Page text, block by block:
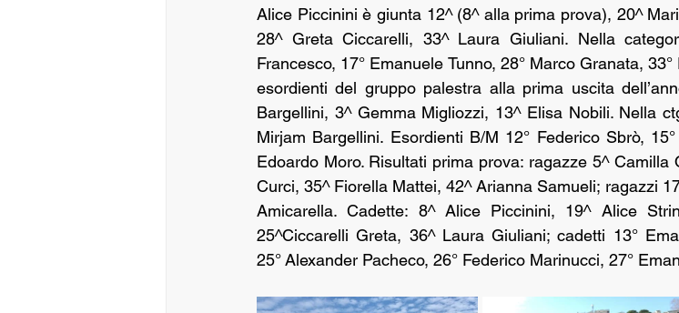
Alice Piccinini è giunta 12^ (8^ alla prima prova), 20^
28^ Greta Ciccarelli, 33^ Laura Giuliani. Nella
Francesco, 17° Emanuele Tunno, 28° Marco Granata,
esordienti del gruppo palestra alla prima uscita
Bargellini, 3^ Gemma Migliozzi, 13^ Elisa Nobili. Nella
Mirjam Bargellini. Esordienti B/M 12° Federico Sbrò,
Edoardo Moro. Risultati prima prova: ragazze 5^ Camilla
Curci, 35^ Fiorella Mattei, 42^ Arianna Samueli; ragazzi
Amicarella. Cadette: 8^ Alice Piccinini, 19^ Alice
25^Ciccarelli Greta, 36^ Laura Giuliani; cadetti 13°
25° Alexander Pacheco, 26° Federico Marinucci, 27°